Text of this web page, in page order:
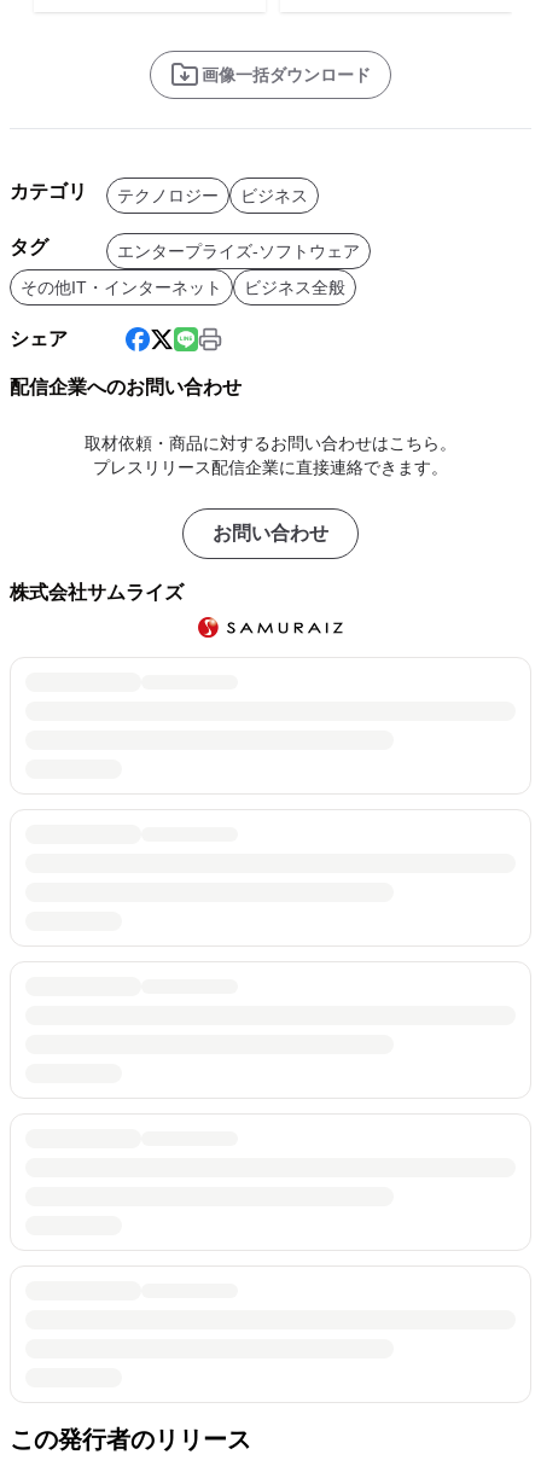
画像一括ダウンロード
カテゴリ テクノロジー ビジネス
タグ
エンタープライズ-ソフトウェア
その他IT・インターネット
ビジネス全般
シェア
配信企業へのお問い合わせ
取材依頼・商品に対するお問い合わせはこちら。
プレスリリース配信企業に直接連絡できます。
お問い合わせ
株式会社サムライズ
この発行者のリリース